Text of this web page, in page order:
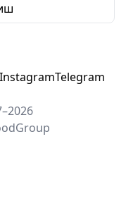
InstagramTelegram